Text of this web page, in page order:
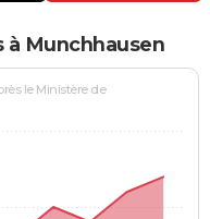
Munchhausen
le Ministère de